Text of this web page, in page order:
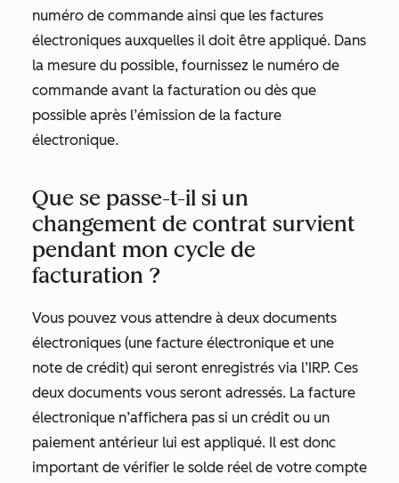
numéro de commande ainsi que les factures
électroniques auxquelles il doit être appliqué. Dans
la mesure du possible, fournissez le numéro de
commande avant la facturation ou dès que
possible après l’émission de la facture
électronique.
Que se passe-t-il si un
changement de contrat survient
pendant mon cycle de
facturation ?
Vous pouvez vous attendre à deux documents
électroniques (une facture électronique et une
note de crédit) qui seront enregistrés via l’IRP. Ces
deux documents vous seront adressés. La facture
électronique n’affichera pas si un crédit ou un
paiement antérieur lui est appliqué. Il est donc
important de vérifier le solde réel de votre compte